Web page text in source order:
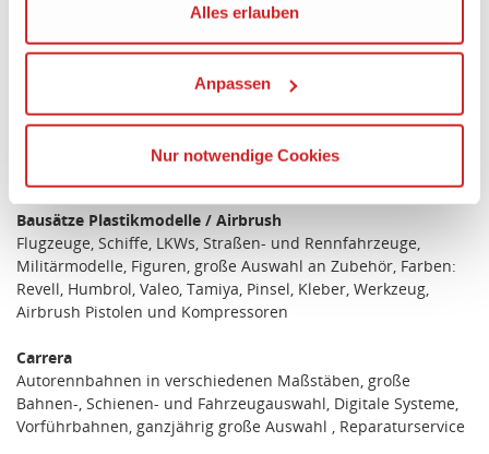
Wir verwenden den Google Tag Manager um weitere
Dienste einzubinden.
Wenn Sie auf „Alles erlauben“, klicken, werden ein Teil
Ihrer personenbezogener Daten in die USA übertragen.
Die USA ist ein Drittland, dass nicht von einem
Kommission erfasst wird, und daher kein angemessenes
Schutzniveau für personenbezogene Daten bietet. Durch
die Verwendung von Standarddatenschutzklauseln in
Verbindung mit zusätzlichen Maßnahmen zur Sicherung
eines angemessenen Schutzniveaus, garantieren wir,
dass die Datenschutzvorgaben der EU auch bei der
Verarbeitung von Daten in den USA eingehalten werden.
Sie können die Cookie-Einwilligung jederzeit links unten
Alles erlauben
Anpassen
Nur notwendige Cookies
Profimodell, Ersatzteile, Tuningteile, Werkzeuge, Akkus,
Zubehör, Service- und Teststation
Quadrocopterfür alle Klassen: Einsteiger,
Feuerwehr, THW, Vermessungsämter, usw...), Ersatzteile,
Werkzeuge, Akkus, Zubehör, Service- und Teststation, TOP
Bausätze Plastikmodelle / Airbrush
Flugzeuge, Schiffe, LKWs, Straßen- und Rennfahrzeuge,
Militärmodelle, Figuren, große Auswahl an Zubehör, Farben:
Revell, Humbrol, Valeo, Tamiya, Pinsel, Kleber, Werkzeug,
Airbrush Pistolen und Kompressoren
Carrera
Autorennbahnen in verschiedenen Maßstäben, große
Bahnen-, Schienen- und Fahrzeugauswahl, Digitale Systeme,
Vorführbahnen, ganzjährig große Auswahl , Reparaturservice